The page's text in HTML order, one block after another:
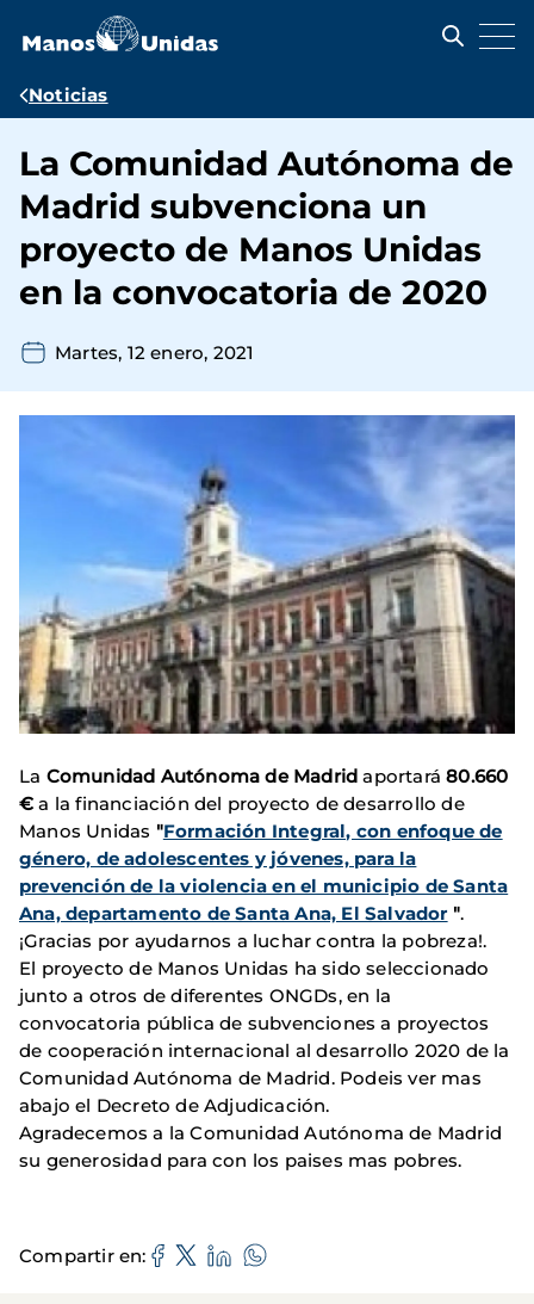
contenido
Ruta
navegación
Noticias
La Comunidad Autónoma de
Madrid subvenciona un
proyecto de Manos Unidas
en la convocatoria de 2020
Martes, 12 enero, 2021
La Comunidad Autónoma de Madrid aportará80.660
€ a la financiación del proyecto de desarrollo de
Manos Unidas "Formación Integral, con enfoque de
género, de adolescentes y jóvenes, para la
prevención de la violencia en el municipio de Santa
Ana, departamento de Santa Ana, El Salvador".
¡Gracias por ayudarnos a luchar contra la pobreza!.
El proyecto de Manos Unidas ha sido seleccionado
junto a otros de diferentes ONGDs, en la
convocatoria pública de subvenciones a proyectos
de cooperación internacional al desarrollo 2020 de la
Comunidad Autónoma de Madrid. Podeis ver mas
abajo el Decreto de Adjudicación.
Agradecemos a la Comunidad Autónoma de Madrid
su generosidad para con los paises mas pobres.
Compartir en